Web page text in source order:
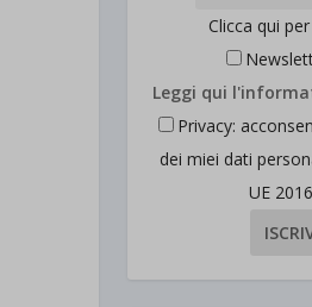
Clicca qui
Leggi qui
Privacy:
dei miei dati
UE